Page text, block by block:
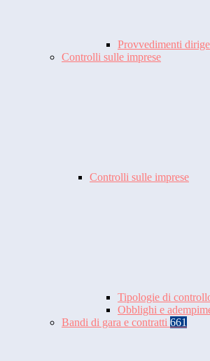
Provvedimenti
Controlli sulle imprese
Controlli sulle imprese
Tipologie di
Obblighi e
Bandi di gara e contratti 661